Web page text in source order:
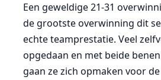
Een geweldige 21-31
de grootste overwinning dit
echte teamprestatie. Veel
opgedaan en met beide
gaan ze zich opmaken voor